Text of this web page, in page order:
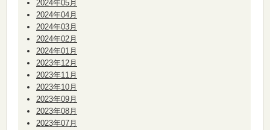
2024年05月
2024年04月
2024年03月
2024年02月
2024年01月
2023年12月
2023年11月
2023年10月
2023年09月
2023年08月
2023年07月